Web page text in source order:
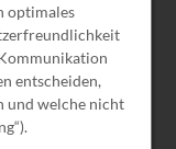
Unit
erfordern
wie
optimales
entscheiden,
und welche nicht